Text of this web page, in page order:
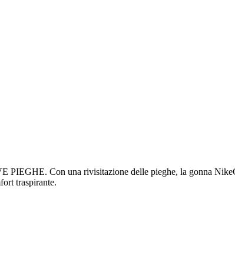
Con una rivisitazione delle pieghe, la gonna
traspirante.